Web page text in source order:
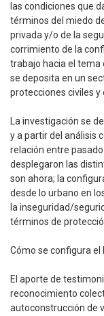
las condiciones que
términos del miedo
privada y/o de la
corrimiento de la
trabajo hacia el tema
se deposita en un
protecciones civiles y
La investigación se
y a partir del análisis
relación entre
desplegaron las
son ahora; la
desde lo urbano en
la inseguridad/
términos de
Cómo se configura el
El aporte de
reconocimiento
autoconstrucción de